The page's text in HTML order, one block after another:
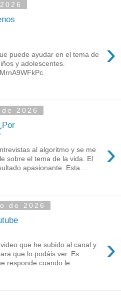
›
puede ayudar en el tema de
y adolescentes.
2026
›
al algoritmo y se me
sobre el tema de la vida. El
apasionante. Esta ...
de 2026
›
que he subido al canal y
que lo podáis ver. Es
responde cuando le